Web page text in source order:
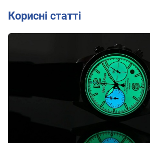
Корисні статті